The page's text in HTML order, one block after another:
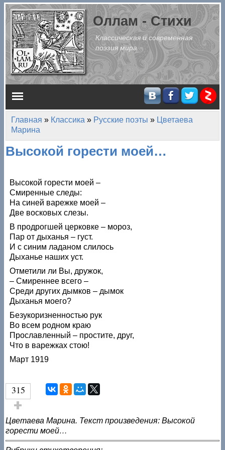
Перейти к основному содержанию
Оллам - Стихи
Классическая и современная
поэзия мира
Главное меню
Вы здесь
Главная » Классика » Русские поэты » Цветаева
Марина
Высокой горести моей…
Высокой горести моей –
Смиренные следы:
На синей варежке моей –
Две восковых слезы.
В продрогшей церковке – мороз,
Пар от дыханья – густ.
И с синим ладаном слилось
Дыханье наших уст.
Отметили ли Вы, дружок,
– Смиреннее всего –
Среди других дымков – дымок
Дыханья моего?
Безукоризненностью рук
Во всем родном краю
Прославленный – простите, друг,
Что в варежках стою!
Март 1919
315
Голос за!
Цветаева Марина. Текст произведения: Высокой
горести моей…